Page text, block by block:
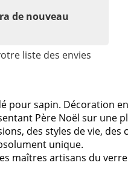
de nouveau
liste des envies
pour sapin. Décoration
Père Noël sur une
des styles de vie,
unique.
maîtres artisans du